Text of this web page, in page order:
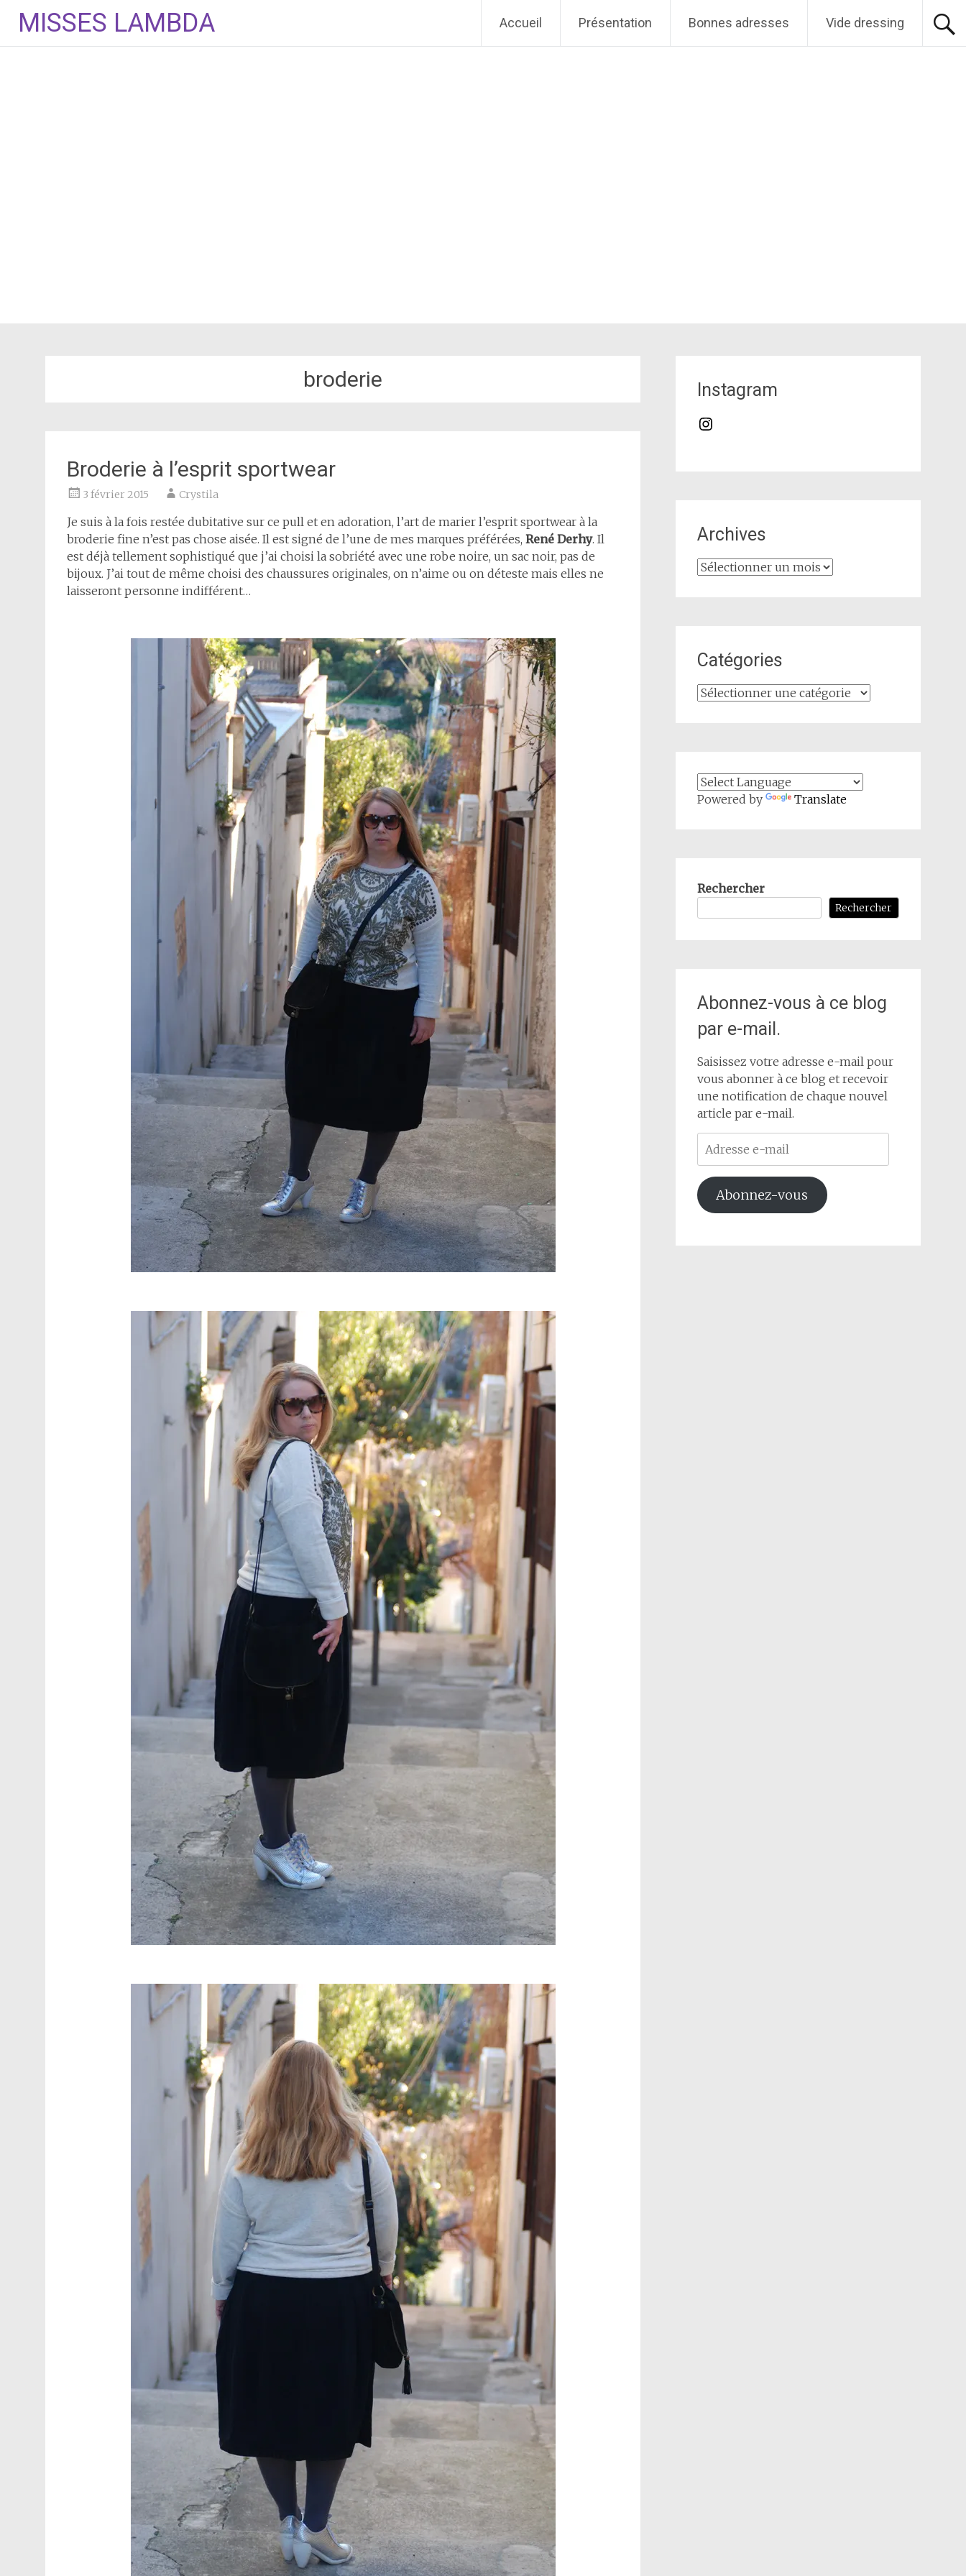
contenu
MISSES LAMBDA Accueil Présentation Bonnes adresses Vide dressing
broderie
Broderie à l’esprit sportwear
3 février 2015 Crystila
Je suis à la fois restée dubitative sur ce pull et en adoration, l’art de marier l’esprit sportwear à la
broderie fine n’est pas chose aisée. Il est signé de l’une de mes marques préférées, René Derhy. Il
est déjà tellement sophistiqué que j’ai choisi la sobriété avec une robe noire, un sac noir, pas de
bijoux. J’ai tout de même choisi des chaussures originales, on n’aime ou on déteste mais elles ne
laisseront personne indifférent…
Instagram
Instagram
Archives
Archives
Catégories
Catégories
Powered by Translate
Rechercher
Rechercher
Abonnez-vous à ce blog
par e-mail.
Saisissez votre adresse e-mail pour
vous abonner à ce blog et recevoir
une notification de chaque nouvel
article par e-mail.
Adresse
e-
mail
Abonnez-vous